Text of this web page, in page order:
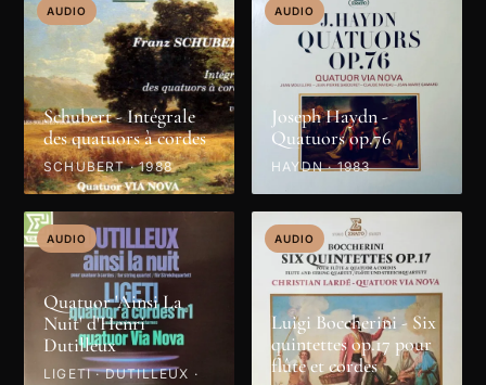
AUDIO
Schubert - Intégrale
des quatuors à cordes
SCHUBERT · 1988
AUDIO
Joseph Haydn -
Quatuors op.76
HAYDN · 1983
AUDIO
Quatuor 'Ainsi La
Nuit' d'Henri
Dutilleux
LIGETI · DUTILLEUX ·
AUDIO
Luigi Boccherini - Six
quintettes op.17 pour
flûte et cordes